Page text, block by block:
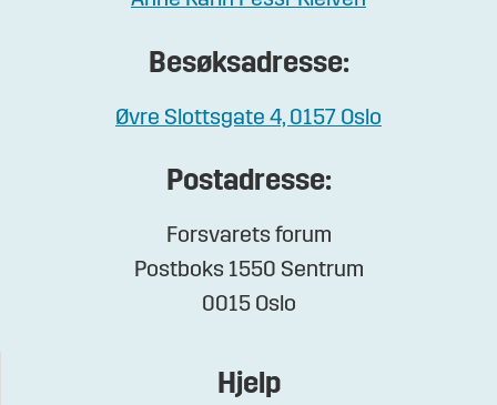
Besøksadresse:
Øvre Slottsgate 4, 0157 Oslo
Postadresse:
Forsvarets forum
Postboks 1550 Sentrum
0015 Oslo
Hjelp